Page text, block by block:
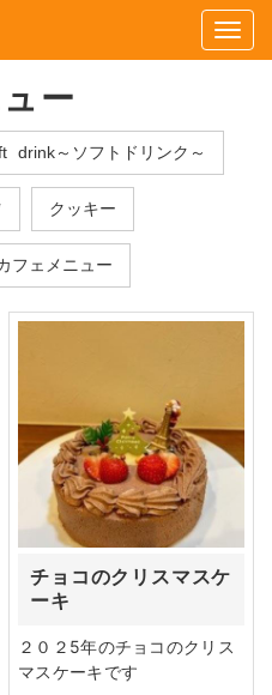
ー
drink～ソフトドリンク～
クッキー
フェメニュー
チョコのクリスマスケ
ーキ
２０２5年のチョコのクリス
マスケーキです